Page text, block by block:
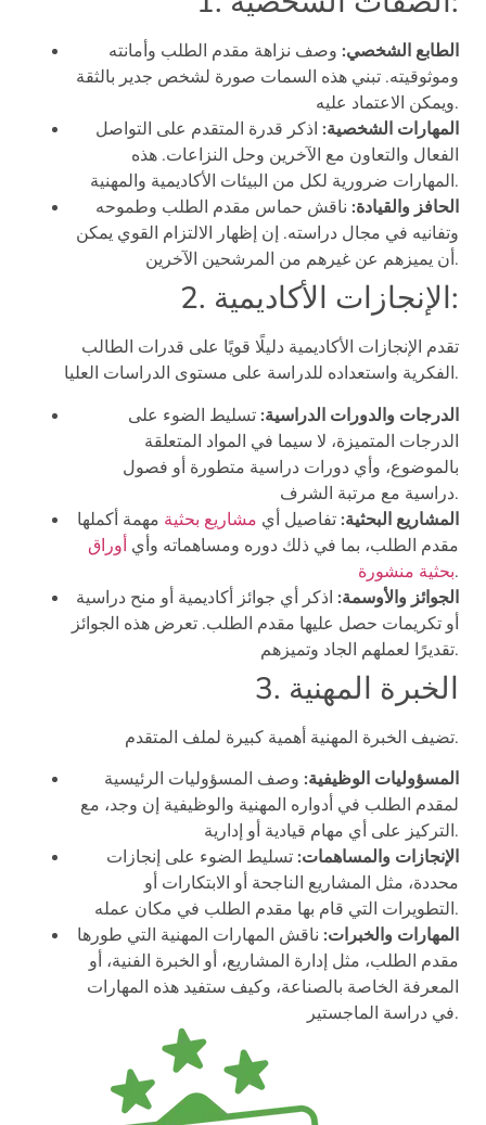
الطابع الشخصي: وصف نزاهة مقدم الطلب وأمانته
وموثوقيته. تبني هذه السمات صورة لشخص جدير بالثقة
ويمكن الاعتماد عليه.
المهارات الشخصية: اذكر قدرة المتقدم على التواصل
الفعال والتعاون مع الآخرين وحل النزاعات. هذه
المهارات ضرورية لكل من البيئات الأكاديمية والمهنية.
الحافز والقيادة: ناقش حماس مقدم الطلب وطموحه
وتفانيه في مجال دراسته. إن إظهار الالتزام القوي يمكن
أن يميزهم عن غيرهم من المرشحين الآخرين.
2. الإنجازات الأكاديمية:
تقدم الإنجازات الأكاديمية دليلًا قويًا على قدرات الطالب
الفكرية واستعداده للدراسة على مستوى الدراسات العليا.
الدرجات والدورات الدراسية:تسليط الضوء على
الدرجات المتميزة، لا سيما في المواد المتعلقة
بالموضوع، وأي دورات دراسية متطورة أو فصول
دراسية مع مرتبة الشرف.
المشاريع البحثية:تفاصيل أي مشاريع بحثية مهمة أكملها
مقدم الطلب، بما في ذلك دوره ومساهماته وأي أوراق
بحثية منشورة.
الجوائز والأوسمة: اذكر أي جوائز أكاديمية أو منح دراسية
أو تكريمات حصل عليها مقدم الطلب. تعرض هذه الجوائز
تقديرًا لعملهم الجاد وتميزهم.
3. الخبرة المهنية
تضيف الخبرة المهنية أهمية كبيرة لملف المتقدم.
المسؤوليات الوظيفية: وصف المسؤوليات الرئيسية
لمقدم الطلب في أدواره المهنية والوظيفية إن وجد، مع
التركيز على أي مهام قيادية أو إدارية.
الإنجازات والمساهمات:تسليط الضوء على إنجازات
محددة، مثل المشاريع الناجحة أو الابتكارات أو
التطويرات التي قام بها مقدم الطلب في مكان عمله.
المهارات والخبرات: ناقش المهارات المهنية التي طورها
مقدم الطلب، مثل إدارة المشاريع، أو الخبرة الفنية، أو
المعرفة الخاصة بالصناعة، وكيف ستفيد هذه المهارات
في دراسة الماجستير.